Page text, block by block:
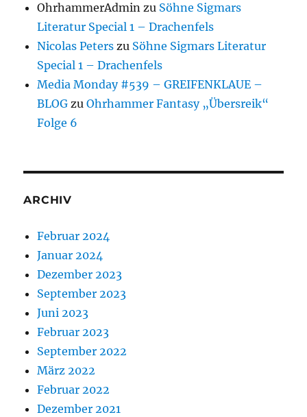
OhrhammerAdmin zu Söhne Sigmars
Literatur Special 1 – Drachenfels
Nicolas Peters zu Söhne Sigmars Literatur
Special 1 – Drachenfels
Media Monday #539 – GREIFENKLAUE –
BLOG zuOhrhammer Fantasy „Übersreik“
Folge 6
ARCHIV
Februar 2024
Januar 2024
Dezember 2023
September 2023
Juni 2023
Februar 2023
September 2022
März 2022
Februar 2022
Dezember 2021